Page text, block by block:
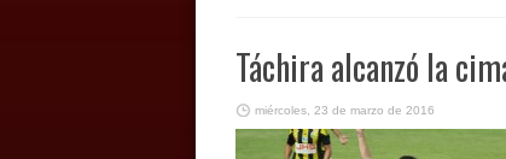
Táchira alcanzó la
miércoles, 23 de marzo de 2016